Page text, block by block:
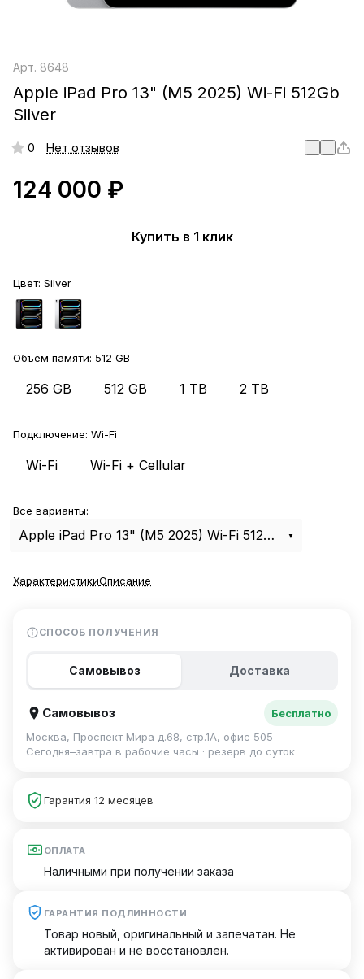
Арт. 8648
Apple iPad Pro 13" (M5 2025) Wi-Fi 512Gb
Silver
0 Нет отзывов
124 000 ₽
Купить в 1 клик
Цвет: Silver
Объем памяти: 512 GB
256 GB 512 GB 1 TB 2 TB
Подключение: Wi-Fi
Wi-Fi Wi-Fi + Cellular
Все варианты:
Apple iPad Pro 13" (M5 2025) Wi-Fi 512Gb Silver
ХарактеристикиОписание
СПОСОБ ПОЛУЧЕНИЯ
Самовывоз Доставка
Самовывоз
Бесплатно
Москва, Проспект Мира д.68, стр.1А, офис 505
Сегодня–завтра в рабочие часы · резерв до суток
Гарантия 12 месяцев
ОПЛАТА
Наличными при получении заказа
ГАРАНТИЯ ПОДЛИННОСТИ
Товар новый, оригинальный и запечатан. Не
активирован и не восстановлен.